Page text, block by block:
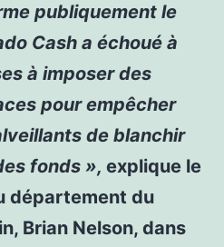
publiquement le
Cash a échoué à
à imposer des
pour empêcher
de blanchir
fonds », explique le
département du
Brian Nelson, dans